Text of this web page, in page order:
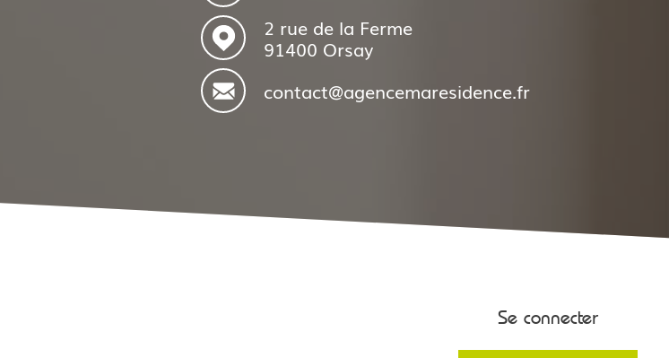
2 rue de la Ferme
91400 Orsay
contact@agencemaresidence.fr
Se connecter